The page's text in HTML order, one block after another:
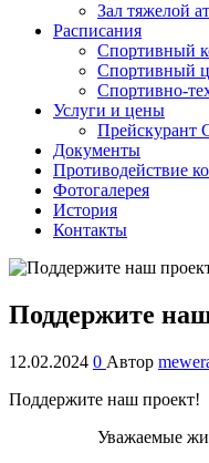
Зал тяжелой
Расписания
Спортивный
Спортивный
Спортивно-
Услуги и цены
Прейскурант
Документы
Противодействие
Фотогалерея
История
Контакты
Поддержите
12.02.2024 0 Автор
Поддержите наш проект!
Уважаемые